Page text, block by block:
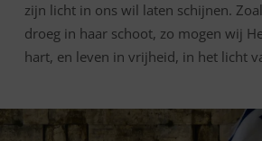
zijn licht in ons wil laten schijnen.
droeg in haar schoot, zo mogen wij
hart, en leven in vrijheid, in het licht